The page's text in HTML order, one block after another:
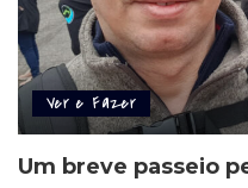
Ver e Fazer
Um breve passeio